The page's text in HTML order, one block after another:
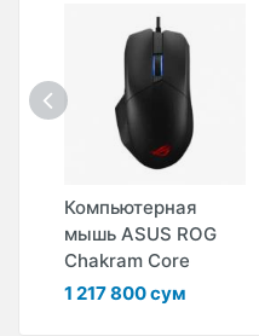
Компьютерная
мышь ASUS ROG
Chakram Core
1 217 800 сум